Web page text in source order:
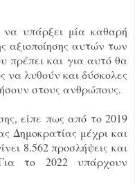
υπάρξει μία καθαρή
αξιοποίησης αυτών των
πρέπει και για αυτό θα
να λυθούν και δύσκολες
στους ανθρώπους.
είπε πως από το 2019
Δημοκρατίας μέχρι και
8.562 προσλήψεις και
το 2022 υπάρχουν